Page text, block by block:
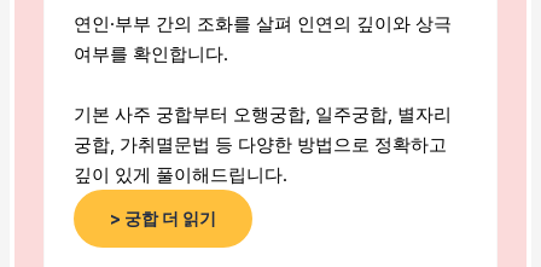
연인·부부 간의 조화를 살펴 인연의 깊이와 상극
여부를 확인합니다.
기본 사주 궁합부터 오행궁합, 일주궁합, 별자리
궁합, 가취멸문법 등 다양한 방법으로 정확하고
깊이 있게 풀이해드립니다.
> 궁합 더 읽기